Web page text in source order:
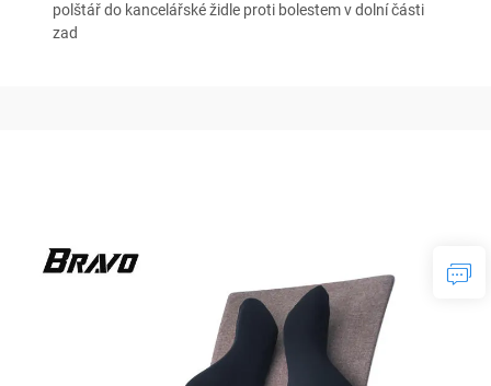
polštář do kancelářské židle proti bolestem v dolní části
zad